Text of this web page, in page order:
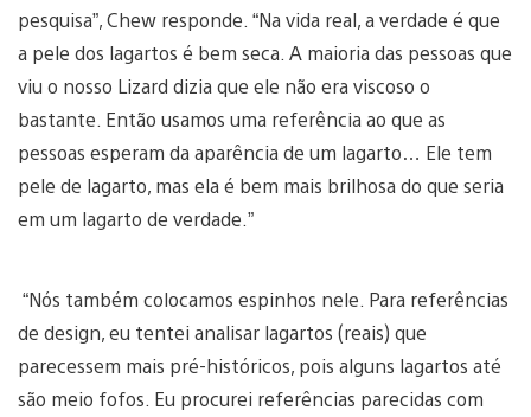
pesquisa”, Chew responde. “Na vida real, a verdade é que
a pele dos lagartos é bem seca. A maioria das pessoas que
viu o nosso Lizard dizia que ele não era viscoso o
bastante. Então usamos uma referência ao que as
pessoas esperam da aparência de um lagarto… Ele tem
pele de lagarto, mas ela é bem mais brilhosa do que seria
em um lagarto de verdade.”
“Nós também colocamos espinhos nele. Para referências
de design, eu tentei analisar lagartos (reais) que
parecessem mais pré-históricos, pois alguns lagartos até
são meio fofos. Eu procurei referências parecidas com